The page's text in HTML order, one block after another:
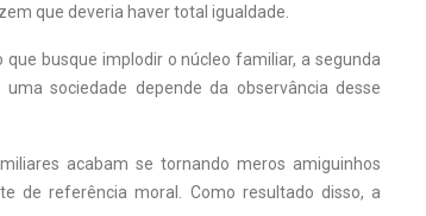
que deveria haver total igualdade.
busque implodir o núcleo familiar, a segunda
sociedade depende da observância desse
acabam se tornando meros amiguinhos
de referência moral. Como resultado disso, a